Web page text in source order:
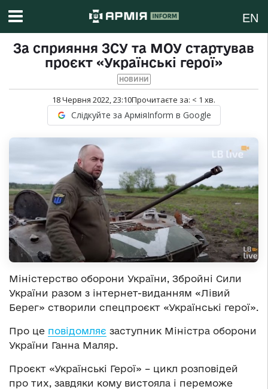
EN
За сприяння ЗСУ та МОУ стартував
проєкт «Українські герої»
НОВИНИ
18 Червня 2022, 23:10Прочитаєте за: < 1 хв.
Слідкуйте за АрміяInform в Google
Міністерство оборони України, Збройні Сили
України разом з інтернет-виданням «Лівий
Берег» створили спецпроєкт «Українські герої».
Про це повідомляє заступник Міністра оборони
України Ганна Маляр.
Проєкт «Українські Герої» – цикл розповідей
про тих, завдяки кому вистояла і переможе